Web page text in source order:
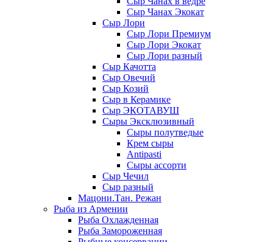
Сыр Чанах Экокат
Сыр Лори
Сыр Лори Премиум
Сыр Лори Экокат
Сыр Лори разный
Сыр Качотта
Сыр Овечий
Сыр Козий
Сыр в Керамике
Сыр ЭКОТАВУШ
Сыры Эксклюзивный
Сыры полутведые
Крем сыры
Antipasti
Сыры ассорти
Сыр Чечил
Сыр разный
Мацони.Тан. Режан
Рыба из Армении
Рыба Охлажденная
Рыба Замороженная